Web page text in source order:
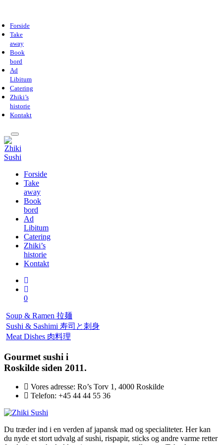
Forside
Take
away
Book
bord
Ad
Libitum
Catering
Zhiki’s
historie
Kontakt
Forside
Take
away
Book
bord
Ad
Libitum
Catering
Zhiki’s
historie
Kontakt
0
Soup & Ramen 拉麺
Sushi & Sashimi 寿司と刺身
Meat Dishes 肉料理
Gourmet sushi i
Roskilde siden 2011.
Vores adresse: Ro’s Torv 1, 4000 Roskilde
Telefon: +45 44 44 55 36
Du træder ind i en verden af japansk mad og specialiteter. Her kan
du nyde et stort udvalg af sushi, rispapir, sticks og andre varme retter